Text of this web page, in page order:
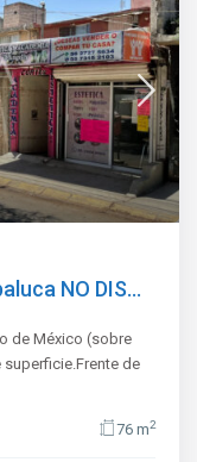
NO DIS...
de México (sobre
de
76 m2